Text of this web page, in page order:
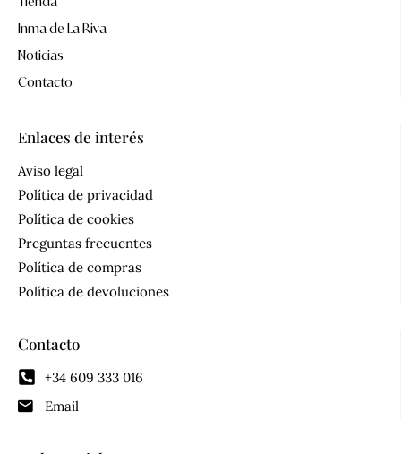
Inma de La Riva
Noticias
Contacto
Enlaces de interés
Aviso legal
Política de privacidad
Política de cookies
Preguntas frecuentes
Política de compras
Política de devoluciones
Contacto
+34 609 333 016
Email